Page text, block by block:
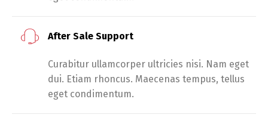
After Sale Support
Curabitur ullamcorper ultricies nisi. Nam eget
dui. Etiam rhoncus. Maecenas tempus, tellus
eget condimentum.